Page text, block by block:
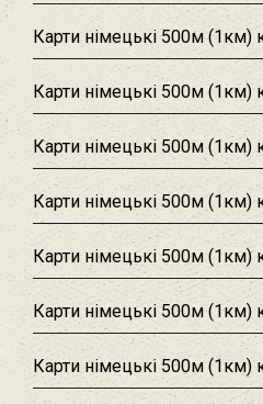
Карти німецькі 500м (1км)
Карти німецькі 500м (1км)
Карти німецькі 500м (1км)
Карти німецькі 500м (1км)
Карти німецькі 500м (1км)
Карти німецькі 500м (1км)
Карти німецькі 500м (1км)